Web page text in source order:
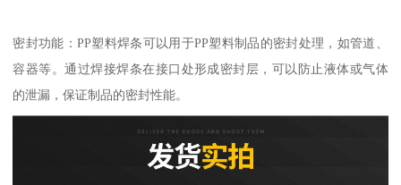
密封功能：PP塑料焊条可以用于PP塑料制品的密封处理，如管道、
容器等。通过焊接焊条在接口处形成密封层，可以防止液体或气体
的泄漏，保证制品的密封性能。